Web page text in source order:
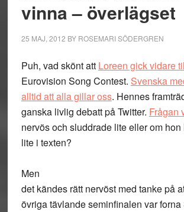
vinna – överlägset
25 MAJ, 2012 BY ROSEMARI SÖDERGREN
Puh, vad skönt att Loreen gick vidare
Eurovision Song Contest. Svenska
alltid att alla gillar oss. Hennes
ganska livlig debatt på Twitter. Frågan
nervös och sluddrade lite eller om
lite i texten?
Men
det kändes rätt nervöst med tanke på
övriga tävlande seminfinalen var